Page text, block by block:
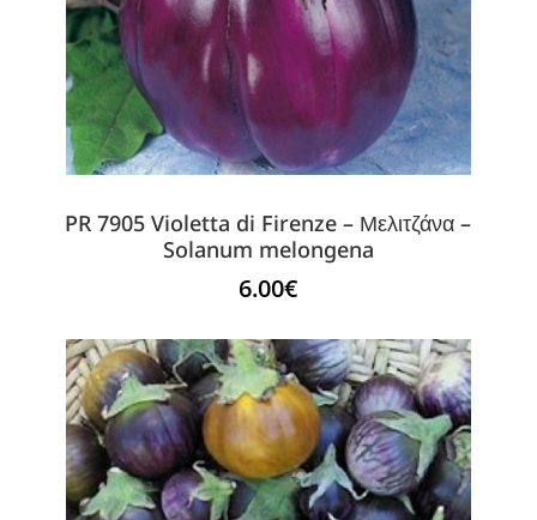
PR 7905 Violetta di Firenze – Μελιτζάνα –
Solanum melongena
6.00€